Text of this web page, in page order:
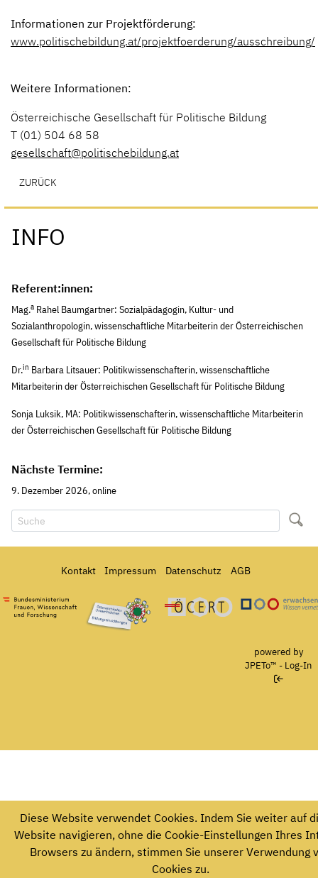
Informationen zur Projektförderung:
www.politischebildung.at/projektfoerderung/ausschreibung/
Weitere Informationen:
Österreichische Gesellschaft für Politische Bildung
T (01) 504 68 58
gesellschaft@politischebildung.at
ZURÜCK
INFO
Referent:innen:
Mag.a Rahel Baumgartner: Sozialpädagogin, Kultur- und
Sozialanthropologin, wissenschaftliche Mitarbeiterin der Österreichischen
Gesellschaft für Politische Bildung
Dr.in Barbara Litsauer: Politikwissenschafterin, wissenschaftliche
Mitarbeiterin der Österreichischen Gesellschaft für Politische Bildung
Sonja Luksik, MA: Politikwissenschafterin, wissenschaftliche Mitarbeiterin
der Österreichischen Gesellschaft für Politische Bildung
Nächste Termine:
9. Dezember 2026, online
Kontakt Impressum Datenschutz AGB
Bundesministerium für Frauen, Wissenschaft und Forschung
Österreichisches Umweltzeichen für
Ö-Cert
powered by
JPETo™ - Log-In
Diese Website verwendet Cookies. Indem Sie weiter auf
Website navigieren, ohne die Cookie-Einstellungen Ihres
Browsers zu ändern, stimmen Sie unserer Verwendung
Cookies zu.